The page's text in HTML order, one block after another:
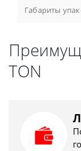
Габариты
TON